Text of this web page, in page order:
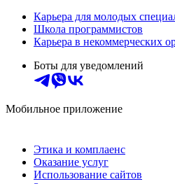
Карьера для молодых
Школа программистов
Карьера в некоммерческих
Боты для уведомлений
Мобильное приложение
Этика и комплаенс
Оказание услуг
Использование сайтов